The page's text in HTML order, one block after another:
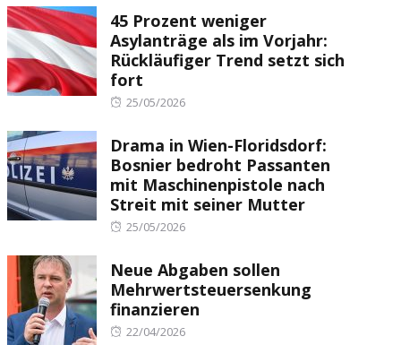
45 Prozent weniger
Asylanträge als im Vorjahr:
Rückläufiger Trend setzt sich
fort
Posted
25/05/2026
Drama in Wien-Floridsdorf:
Bosnier bedroht Passanten
mit Maschinenpistole nach
Streit mit seiner Mutter
Posted
25/05/2026
Neue Abgaben sollen
Mehrwertsteuersenkung
finanzieren
Posted
22/04/2026